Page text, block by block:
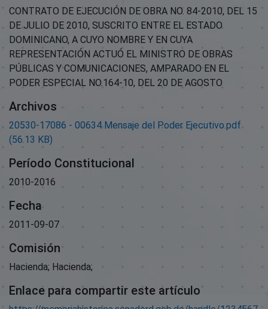
CONTRATO DE EJECUCIÓN DE OBRA NO. 84-2010, DEL 15
DE JULIO DE 2010, SUSCRITO ENTRE EL ESTADO
DOMINICANO, A CUYO NOMBRE Y EN CUYA
REPRESENTACIÓN ACTUÓ EL MINISTRO DE OBRAS
PÚBLICAS Y COMUNICACIONES, AMPARADO EN EL
PODER ESPECIAL NO.164-10, DEL 20 DE AGOSTO
Archivos
20530-17086 - 00634 Mensaje del Poder Ejecutivo.pdf
(56.13 KB)
Período Constitucional
2010-2016
Fecha
2011-09-07
Comisión
Hacienda; Hacienda;
Enlace para compartir este artículo